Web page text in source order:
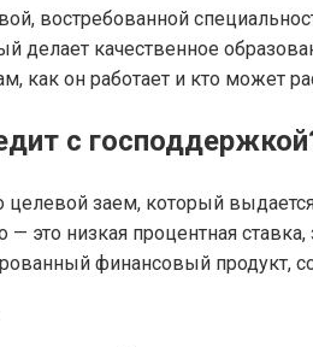
востребованной
делает качественное
он работает и кто может
с
заем, который
низкая процентная ставка,
финансовый продукт,